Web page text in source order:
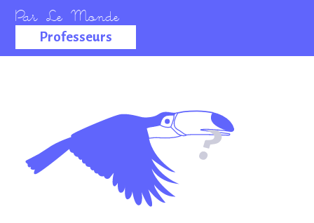
Professeurs
La salle des
professeurs